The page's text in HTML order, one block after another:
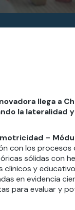
llega a
la lateralidad
–
con los
sólidas con
y
en evidencia
para evaluar y